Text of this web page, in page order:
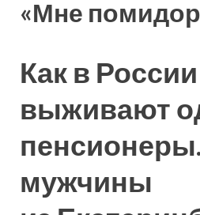
«Мне
Как в России
выживают
мужчины